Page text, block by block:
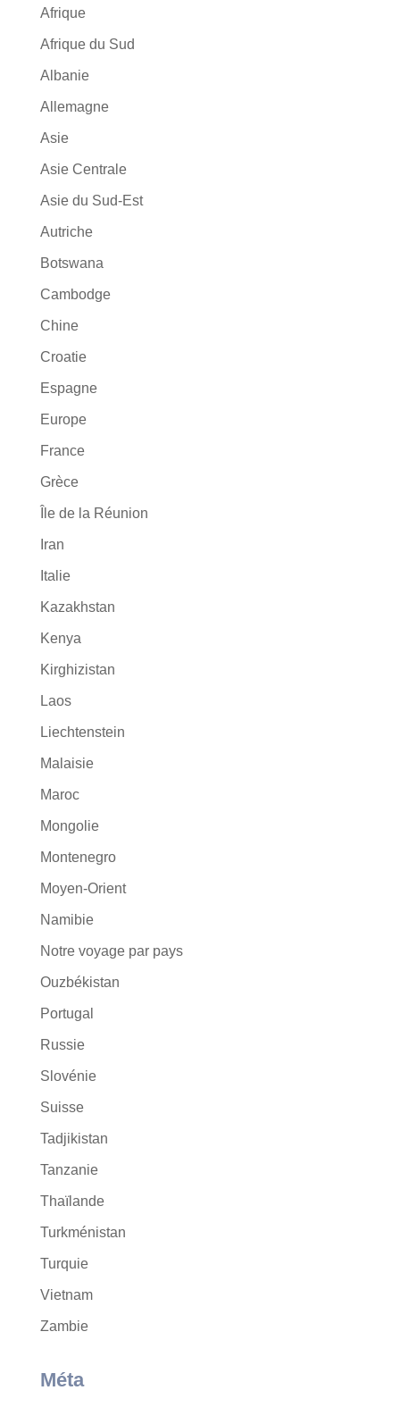
Afrique
Afrique du Sud
Albanie
Allemagne
Asie
Asie Centrale
Asie du Sud-Est
Autriche
Botswana
Cambodge
Chine
Croatie
Espagne
Europe
France
Grèce
Île de la Réunion
Iran
Italie
Kazakhstan
Kenya
Kirghizistan
Laos
Liechtenstein
Malaisie
Maroc
Mongolie
Montenegro
Moyen-Orient
Namibie
Notre voyage par pays
Ouzbékistan
Portugal
Russie
Slovénie
Suisse
Tadjikistan
Tanzanie
Thaïlande
Turkménistan
Turquie
Vietnam
Zambie
Méta